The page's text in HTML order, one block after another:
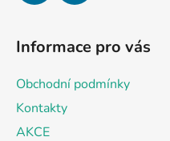
Informace pro vás
Obchodní podmínky
Kontakty
AKCE